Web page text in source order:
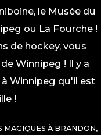
le Musée du
ou La Fourche !
de hockey, vous
Winnipeg ! Il y a
Winnipeg qu'il est
!
MAGIQUES À BRANDON,